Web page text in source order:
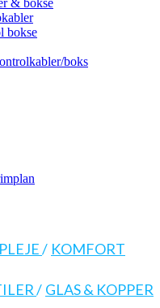
& bokse
bokse
boks
/ KOMFORT
/ GLAS & KOPPER